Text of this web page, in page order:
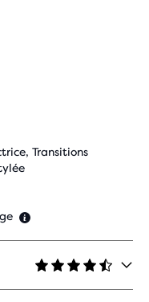
Transitions